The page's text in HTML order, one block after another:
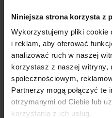
Niniejsza strona korzysta z
Wykorzystujemy pliki cookie
i reklam, aby oferować
analizować ruch w naszej
korzystasz z naszej witryny,
społecznościowym,
Partnerzy mogą połączyć te
otrzymanymi od Ciebie lub
korzystania z ich usług.
Dokumenty do pobrania
Instrukcja filtracji
Zalecane